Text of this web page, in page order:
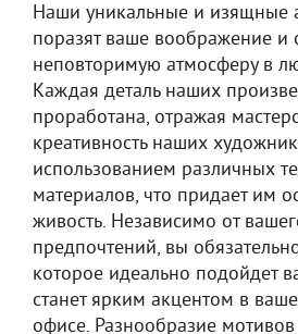
Наши уникальные и изящные
поразят ваше воображение и
неповторимую атмосферу в
Каждая деталь наших
проработана, отражая
креативность наших
использованием различных
материалов, что придает им
живость. Независимо от
предпочтений, вы
которое идеально подойдет
станет ярким акцентом в
офисе. Разнообразие